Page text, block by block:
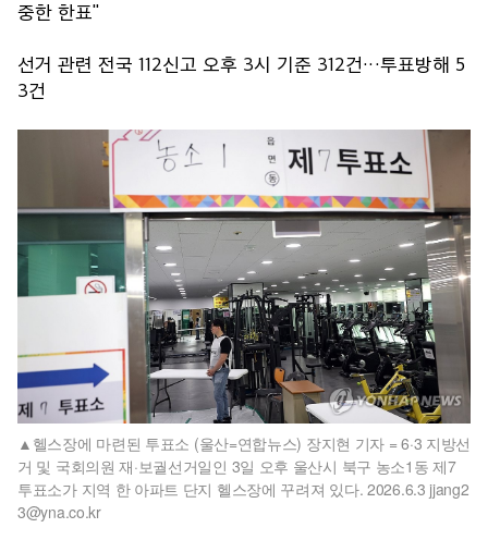
중한 한표"
선거 관련 전국 112신고 오후 3시 기준 312건…투표방해 5
3건
헬스장에 마련된 투표소 (울산=연합뉴스) 장지현 기자 = 6·3 지방선
거 및 국회의원 재·보궐선거일인 3일 오후 울산시 북구 농소1동 제7
투표소가 지역 한 아파트 단지 헬스장에 꾸려져 있다. 2026.6.3 jjang2
3@yna.co.kr